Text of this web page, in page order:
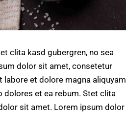
clita kasd gubergren, no sea
dolor sit amet, consetetur
et dolore magna aliquyam
dolores et ea rebum. Stet clita
sit amet. Lorem ipsum dolor